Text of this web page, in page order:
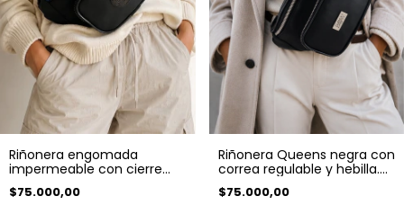
Riñonera engomada
impermeable con cierre
multicolor y correa
regulable
$75.000,00
Riñonera Queens negra con
correa regulable y hebilla.
Herrajes plateados
$75.000,00